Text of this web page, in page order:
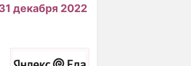
декабря 2022